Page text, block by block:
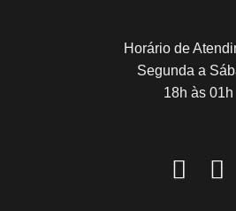
Horário de
Segunda a
18h às 01h